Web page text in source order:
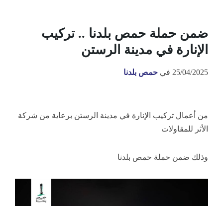
ضمن حملة حمص بلدنا .. تركيب
الإنارة في مدينة الرستن
25/04/2025 في حمص بلدنا
من أعمال تركيب الإنارة في مدينة الرستن برعاية من شركة
الأثر للمقاولات
وذلك ضمن حملة حمص بلدنا